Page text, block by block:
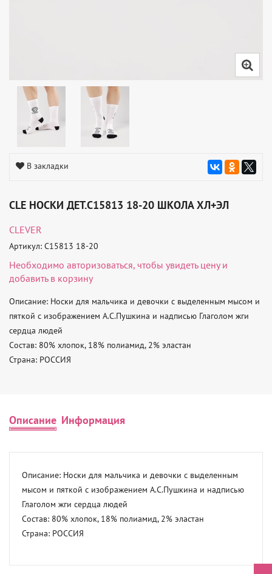
В закладки
CLE НОСКИ ДЕТ.С15813 18-20 ШКОЛА ХЛ+ЭЛ
CLEVER
Артикул: С15813 18-20
Необходимо авторизоваться, чтобы увидеть цену и
добавить в корзину
Описание: Носки для мальчика и девочки с выделенным мысом и
пяткой с изображением А.С.Пушкина и надписью Глаголом жги
сердца людей
Состав: 80% хлопок, 18% полиамид, 2% эластан
Страна: РОССИЯ
Описание Информация
Описание: Носки для мальчика и девочки с выделенным
мысом и пяткой с изображением А.С.Пушкина и надписью
Глаголом жги сердца людей
Состав: 80% хлопок, 18% полиамид, 2% эластан
Страна: РОССИЯ